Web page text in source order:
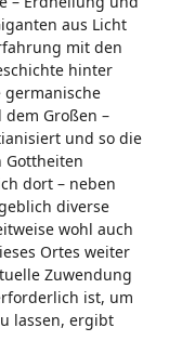
aus Licht
mit den
hinter
Großen –
und so die
Gottheiten
dort – neben
diverse
wohl auch
Ortes weiter
Zuwendung
ist, um
lassen, ergibt